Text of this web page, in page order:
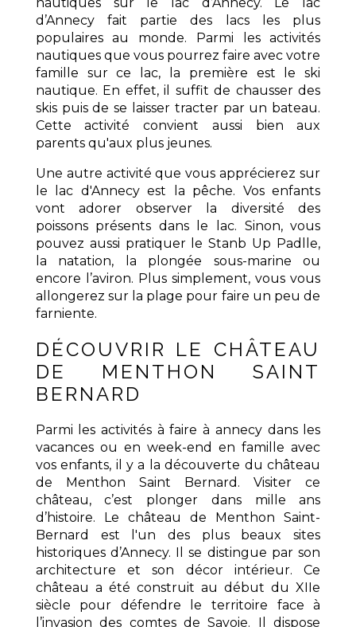
nautiques sur le lac d’Annecy. Le lac
d’Annecy fait partie des lacs les plus
populaires au monde. Parmi les activités
nautiques que vous pourrez faire avec votre
famille sur ce lac, la première est le ski
nautique. En effet, il suffit de chausser des
skis puis de se laisser tracter par un bateau.
Cette activité convient aussi bien aux
parents qu'aux plus jeunes.
Une autre activité que vous apprécierez sur
le lac d'Annecy est la pêche. Vos enfants
vont adorer observer la diversité des
poissons présents dans le lac. Sinon, vous
pouvez aussi pratiquer le Stanb Up Padlle,
la natation, la plongée sous-marine ou
encore l’aviron. Plus simplement, vous vous
allongerez sur la plage pour faire un peu de
farniente.
DÉCOUVRIR LE CHÂTEAU
DE MENTHON SAINT
BERNARD
Parmi les activités à faire à annecy dans les
vacances ou en week-end en famille avec
vos enfants, il y a la découverte du château
de Menthon Saint Bernard. Visiter ce
château, c’est plonger dans mille ans
d’histoire. Le château de Menthon Saint-
Bernard est l'un des plus beaux sites
historiques d’Annecy. Il se distingue par son
architecture et son décor intérieur. Ce
château a été construit au début du XIIe
siècle pour défendre le territoire face à
l’invasion des comtes de Savoie. Il dispose